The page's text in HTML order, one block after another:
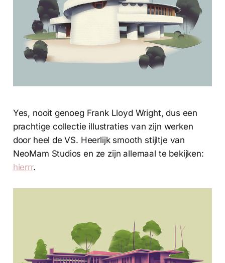
Yes, nooit genoeg Frank Lloyd Wright, dus een
prachtige collectie illustraties van zijn werken
door heel de VS. Heerlijk smooth stijltje van
NeoMam Studios en ze zijn allemaal te bekijken:
hierrr.